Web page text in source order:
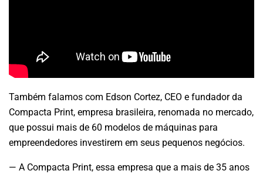
Também falamos com Edson Cortez, CEO e fundador da
Compacta Print, empresa brasileira, renomada no mercado,
que possui mais de 60 modelos de máquinas para
empreendedores investirem em seus pequenos negócios.
— A Compacta Print, essa empresa que a mais de 35 anos